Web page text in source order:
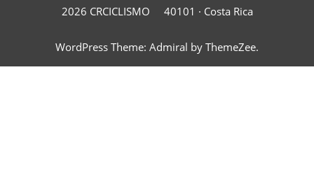
2026 CRCICLISMO 40101 · Costa Rica
WordPress Theme: Admiral by ThemeZee.